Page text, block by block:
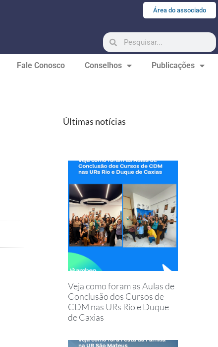
Área do associado
Fale Conosco Conselhos Publicações
Últimas notícias
Veja como foram as Aulas de
Conclusão dos Cursos de
CDM nas URs Rio e Duque
de Caxias